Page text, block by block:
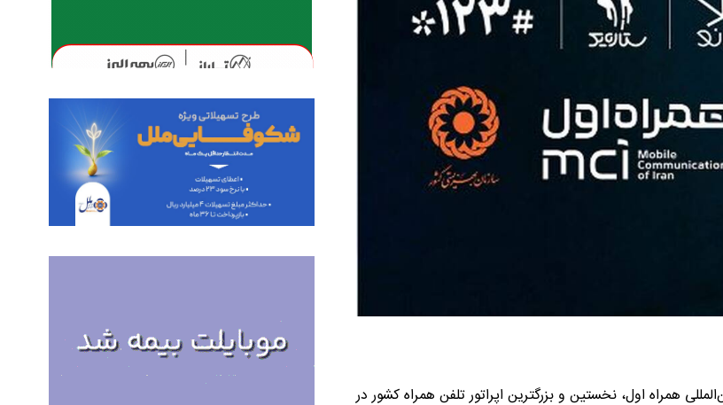
همراه اول، نخستین و بزرگترین اپراتور تلفن همراه کشور در